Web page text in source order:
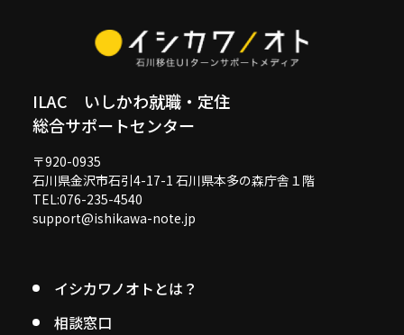
ILAC いしかわ就職・定住
総合サポートセンター
〒920-0935
石川県金沢市石引4-17-1 石川県本多の森庁舎１階
TEL:076-235-4540
support@ishikawa-note.jp
イシカワノオトとは？
相談窓口